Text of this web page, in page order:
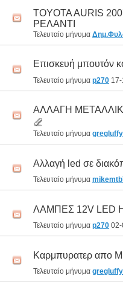
TOYOTA AURIS
ΡΕΛΑΝΤΙ
Τελευταίο μήνυμα
Επισκευή μπουτόν
Τελευταίο μήνυμα p270
ΑΛΛΑΓΗ
Τελευταίο μήνυμα gregluffy
Αλλαγή led σε
Τελευταίο μήνυμα
ΛΑΜΠΕΣ 12V LED
Τελευταίο μήνυμα p270 02-
Καρμπυρατερ απο
Τελευταίο μήνυμα gregluffy